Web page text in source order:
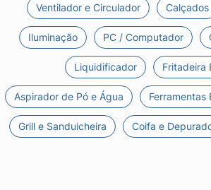
Ventilador e Circulador Calçados
Iluminação PC / Computador
Liquidificador Fritadeira
Aspirador de Pó e Água Ferramentas
Grill e Sanduicheira Coifa e